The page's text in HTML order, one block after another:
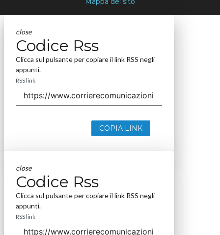
close
Codice Rss
Clicca sul pulsante per copiare il link RSS negli
appunti.
RSS link
COPIA LINK
close
Codice Rss
Clicca sul pulsante per copiare il link RSS negli
appunti.
RSS link